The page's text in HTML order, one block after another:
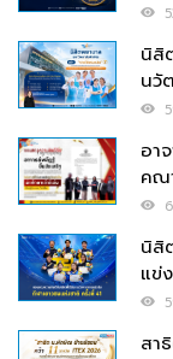
นิสิ
นวั
อา
คณ
นิสิ
แข่
สา